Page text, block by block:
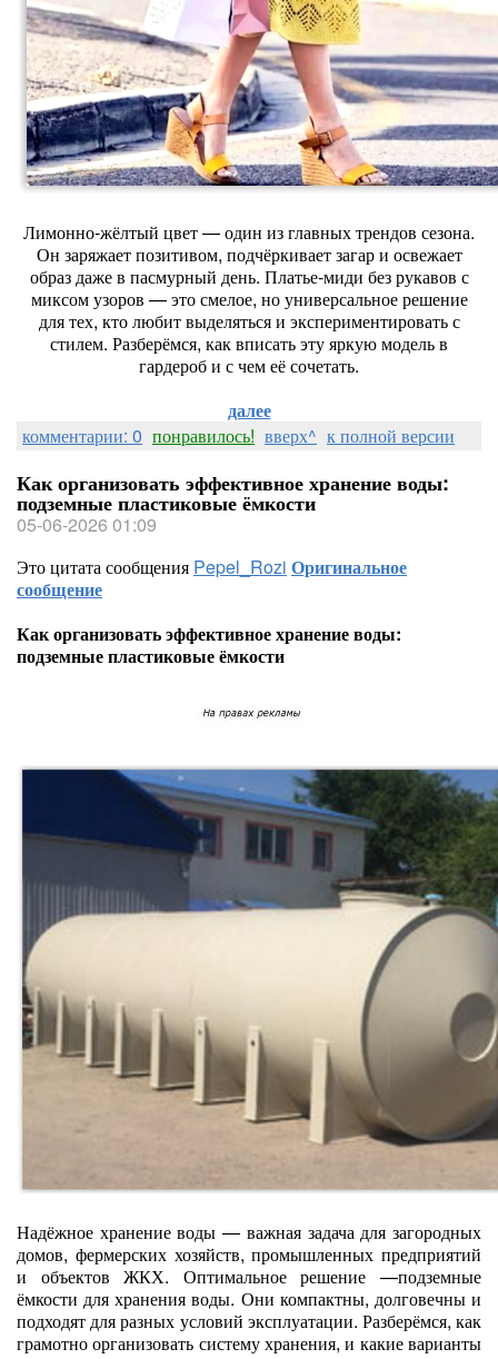
Лимонно‑жёлтый цвет — один из главных трендов сезона.
Он заряжает позитивом, подчёркивает загар и освежает
образ даже в пасмурный день. Платье‑миди без рукавов с
миксом узоров — это смелое, но универсальное решение
для тех, кто любит выделяться и экспериментировать с
стилем. Разберёмся, как вписать эту яркую модель в
гардероб и с чем её сочетать.
далее
комментарии: 0 понравилось! вверх^ к полной версии
Как организовать эффективное хранение воды:
подземные пластиковые ёмкости
05-06-2026 01:09
Это цитата сообщения Pepel_Rozi Оригинальное
сообщение
Как организовать эффективное хранение воды:
подземные пластиковые ёмкости
Надёжное хранение воды — важная задача для загородных
домов, фермерских хозяйств, промышленных предприятий
и объектов ЖКХ. Оптимальное решение —подземные
ёмкости для хранения воды. Они компактны, долговечны и
подходят для разных условий эксплуатации. Разберёмся, как
грамотно организовать систему хранения, и какие варианты